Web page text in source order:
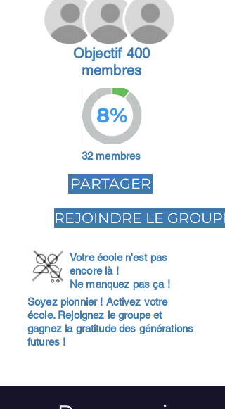
Objectif 400
membres
8%
32 membres
PARTAGER
REJOINDRE LE GROUPE
Votre école n'est pas
encore là !
Ne manquez pas ça !
Soyez pionnier ! Activez votre
école. Rejoignez le groupe et
gagnez la gratitude des générations
futures !